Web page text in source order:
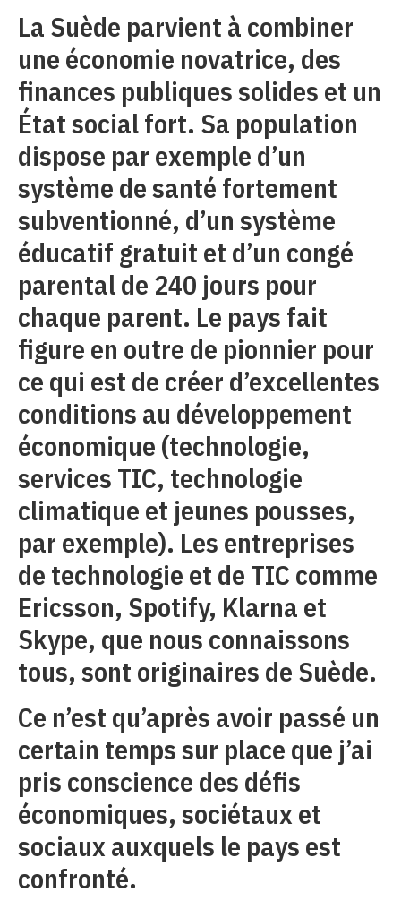
La Suède parvient à combiner
une économie novatrice, des
finances publiques solides et un
État social fort. Sa population
dispose par exemple d’un
système de santé fortement
subventionné, d’un système
éducatif gratuit et d’un congé
parental de 240 jours pour
chaque parent. Le pays fait
figure en outre de pionnier pour
ce qui est de créer d’excellentes
conditions au développement
économique (technologie,
services TIC, technologie
climatique et jeunes pousses,
par exemple). Les entreprises
de technologie et de TIC comme
Ericsson, Spotify, Klarna et
Skype, que nous connaissons
tous, sont originaires de Suède.
Ce n’est qu’après avoir passé un
certain temps sur place que j’ai
pris conscience des défis
économiques, sociétaux et
sociaux auxquels le pays est
confronté.